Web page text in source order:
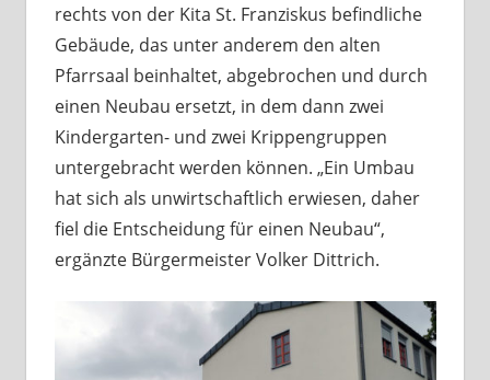
rechts von der Kita St. Franziskus befindliche
Gebäude, das unter anderem den alten
Pfarrsaal beinhaltet, abgebrochen und durch
einen Neubau ersetzt, in dem dann zwei
Kindergarten- und zwei Krippengruppen
untergebracht werden können. „Ein Umbau
hat sich als unwirtschaftlich erwiesen, daher
fiel die Entscheidung für einen Neubau“,
ergänzte Bürgermeister Volker Dittrich.